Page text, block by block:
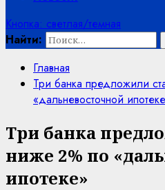
Кнопка: светлая/темная
Найти:
Главная
Три банка предложили
«дальневосточной
Три банка
ниже 2% по
ипотеке»